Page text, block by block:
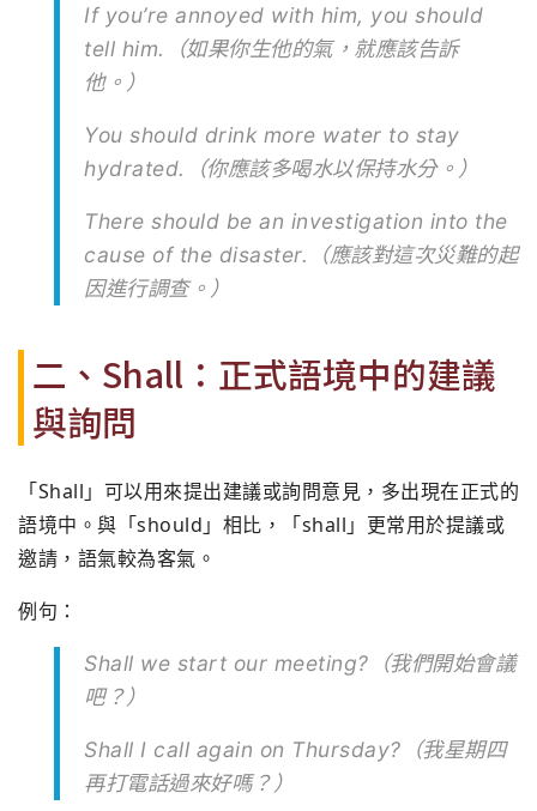
If you’re annoyed with him, you should
tell him.（如果你生他的氣，就應該告訴
他。）
You should drink more water to stay
hydrated.（你應該多喝水以保持水分。）
There should be an investigation into the
cause of the disaster.（應該對這次災難的起
因進行調查。）
二、Shall：正式語境中的建議
與詢問
「Shall」可以用來提出建議或詢問意見，多出現在正式的
語境中。與「should」相比，「shall」更常用於提議或
邀請，語氣較為客氣。
例句：
Shall we start our meeting?（我們開始會議
吧？）
Shall I call again on Thursday?（我星期四
再打電話過來好嗎？）